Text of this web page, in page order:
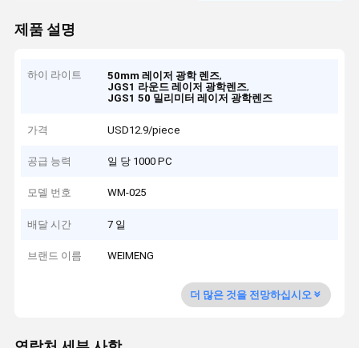
제품 설명
하이 라이트 50mm 레이저 광학 렌즈,
JGS1 라운드 레이저 광학렌즈,
JGS1 50 밀리미터 레이저 광학렌즈
가격 USD12.9/piece
공급 능력 일 당 1000 PC
모델 번호 WM-025
배달 시간 7 일
브랜드 이름 WEIMENG
더 많은 것을 전망하십시오